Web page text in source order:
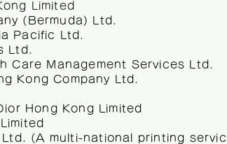
Limited
(Bermuda) Ltd.
Pacific Ltd.
Ltd.
Care Management Services Ltd.
Kong Company Ltd.
Hong Kong Limited
(A multi-national printing